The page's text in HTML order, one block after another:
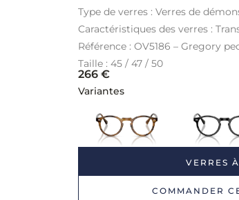
Type de verres : Verres de
Caractéristiques des verres :
Référence : OV5186 – Gregory
Taille : 45 / 47 / 50
266 €
Variantes
VERRES
COMMANDER